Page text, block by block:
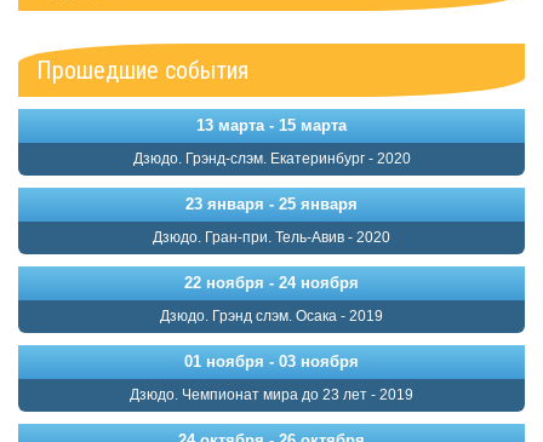
Прошедшие события
13 марта - 15 марта
Дзюдо. Грэнд-слэм. Екатеринбург - 2020
23 января - 25 января
Дзюдо. Гран-при. Тель-Авив - 2020
22 ноября - 24 ноября
Дзюдо. Грэнд слэм. Осака - 2019
01 ноября - 03 ноября
Дзюдо. Чемпионат мира до 23 лет - 2019